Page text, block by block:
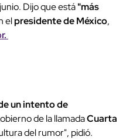
Dijo que está"más
elpresidente de México,
un intento de
de la llamadaCuarta
del rumor", pidió.